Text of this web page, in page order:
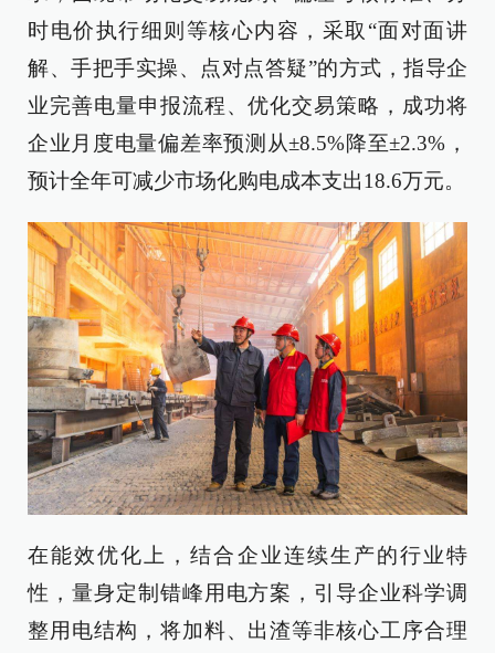
时电价执行细则等核心内容，采取“面对面讲
解、手把手实操、点对点答疑”的方式，指导企
业完善电量申报流程、优化交易策略，成功将
企业月度电量偏差率预测从±8.5%降至±2.3%，
预计全年可减少市场化购电成本支出18.6万元。
在能效优化上，结合企业连续生产的行业特
性，量身定制错峰用电方案，引导企业科学调
整用电结构，将加料、出渣等非核心工序合理